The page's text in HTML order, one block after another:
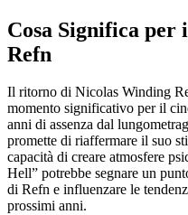
Cosa Significa
Refn
Il ritorno di Nicolas Winding
momento significativo per il
anni di assenza dal
promette di riaffermare il suo
capacità di creare atmosfere
Hell” potrebbe segnare un
di Refn e influenzare le
prossimi anni.